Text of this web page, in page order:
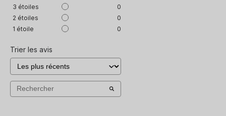
3 étoiles
0
2 étoiles
0
1 étoile 0
Trier les avis